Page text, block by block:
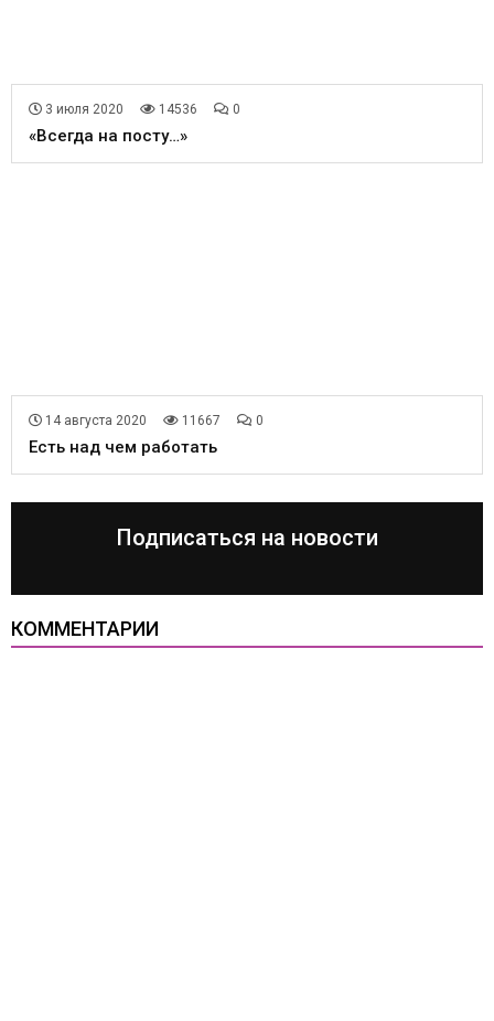
3 июля 2020 14536 0
«Всегда на посту…»
14 августа 2020 11667 0
Есть над чем работать
Подписаться на новости
КОММЕНТАРИИ